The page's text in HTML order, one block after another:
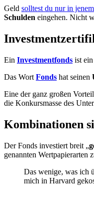
Geld solltest du nur in
Schulden eingehen. Nicht
Ein Investmentfonds ist
Das Wort Fonds hat seinen
Eine der ganz großen
die Konkursmasse des
Kombinationen
Der Fonds investiert breit „
genannten Wertpapierarten
Das wenige, was ich
mich in Harvard